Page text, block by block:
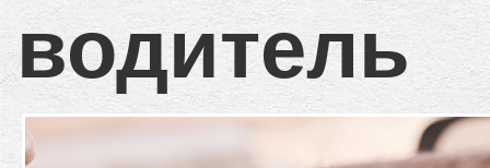
водитель